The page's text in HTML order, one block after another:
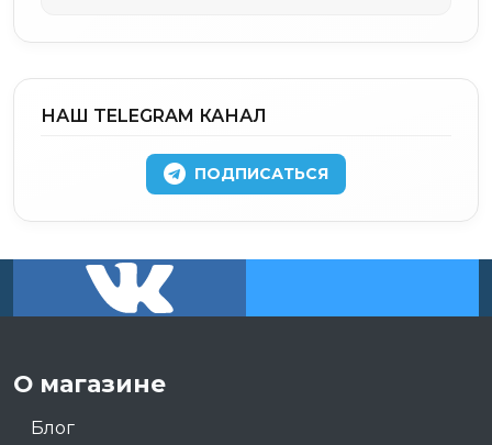
НАШ TELEGRAM КАНАЛ
ПОДПИСАТЬСЯ
О магазине
Блог